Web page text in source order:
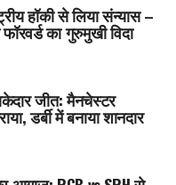
हॉकी से लिया संन्यास –
का गुरुमुखी विदा
जीत: मैनचेस्टर
डर्बी में बनाया शानदार